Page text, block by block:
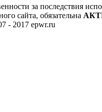
за последствия
сайта, обязательна
- 2017 epwr.ru